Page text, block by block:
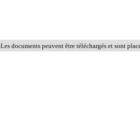
Les documents peuvent être téléchargés et sont